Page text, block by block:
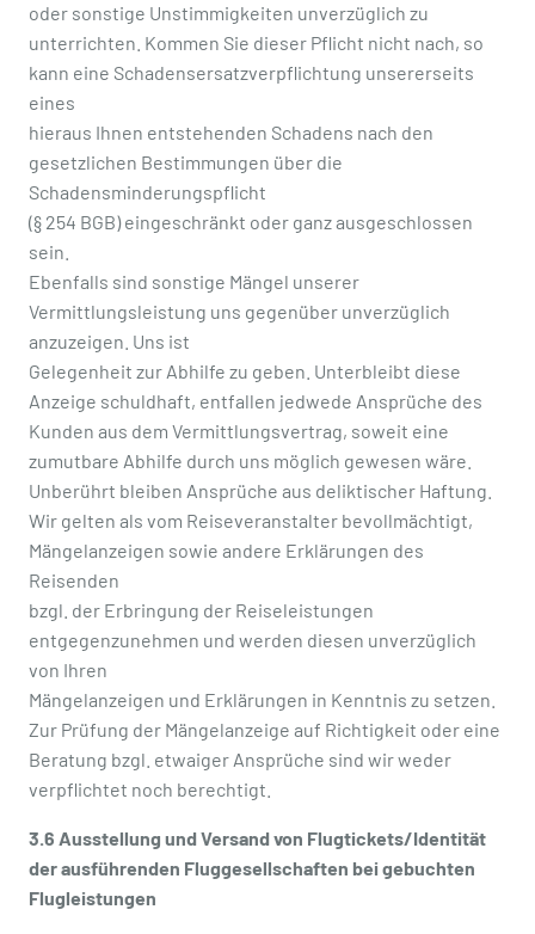
oder sonstige Unstimmigkeiten unverzüglich zu
unterrichten. Kommen Sie dieser Pflicht nicht nach, so
kann eine Schadensersatzverpflichtung unsererseits
eines
hieraus Ihnen entstehenden Schadens nach den
gesetzlichen Bestimmungen über die
Schadensminderungspflicht
(§ 254 BGB) eingeschränkt oder ganz ausgeschlossen
sein.
Ebenfalls sind sonstige Mängel unserer
Vermittlungsleistung uns gegenüber unverzüglich
anzuzeigen. Uns ist
Gelegenheit zur Abhilfe zu geben. Unterbleibt diese
Anzeige schuldhaft, entfallen jedwede Ansprüche des
Kunden aus dem Vermittlungsvertrag, soweit eine
zumutbare Abhilfe durch uns möglich gewesen wäre.
Unberührt bleiben Ansprüche aus deliktischer Haftung.
Wir gelten als vom Reiseveranstalter bevollmächtigt,
Mängelanzeigen sowie andere Erklärungen des
Reisenden
bzgl. der Erbringung der Reiseleistungen
entgegenzunehmen und werden diesen unverzüglich
von Ihren
Mängelanzeigen und Erklärungen in Kenntnis zu setzen.
Zur Prüfung der Mängelanzeige auf Richtigkeit oder eine
Beratung bzgl. etwaiger Ansprüche sind wir weder
verpflichtet noch berechtigt.
3.6 Ausstellung und Versand von Flugtickets/Identität
der ausführenden Fluggesellschaften bei gebuchten
Flugleistungen